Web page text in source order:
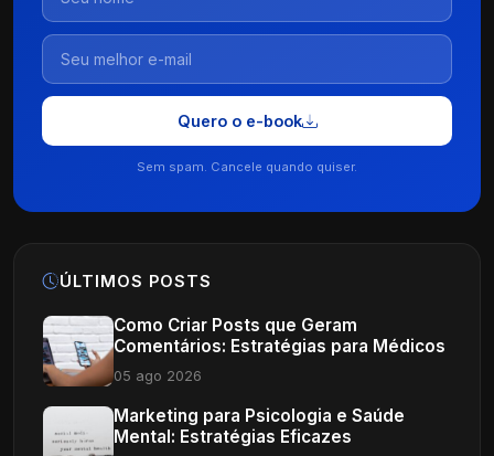
Quero o e-book
Sem spam. Cancele quando quiser.
ÚLTIMOS POSTS
Como Criar Posts que Geram
Comentários: Estratégias para Médicos
05 ago 2026
Marketing para Psicologia e Saúde
Mental: Estratégias Eficazes